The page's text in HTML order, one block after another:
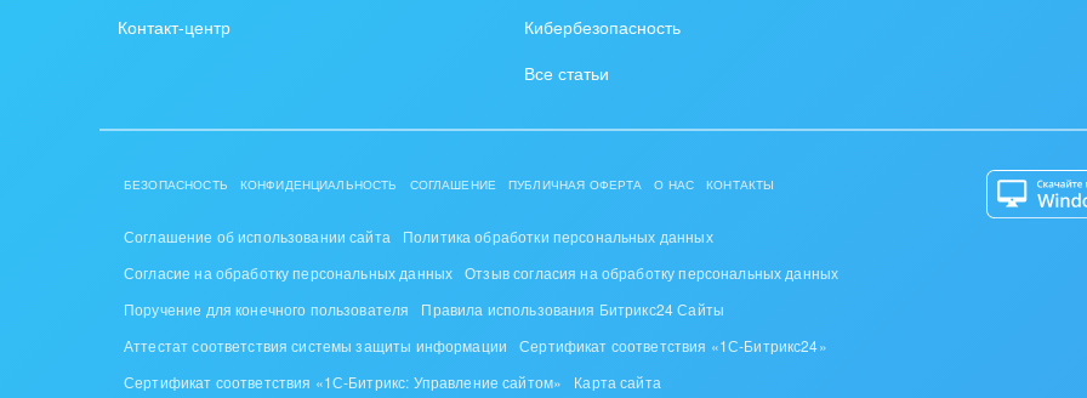
Контакт-центр
Кибербезопасность
Все статьи
БЕЗОПАСНОСТЬ КОНФИДЕНЦИАЛЬНОСТЬ СОГЛАШЕНИЕ ПУБЛИЧНАЯ ОФЕРТА О НАС КОНТАКТЫ
Соглашение об использовании сайта
Политика обработки персональных данных
Согласие на обработку персональных данных Отзыв согласия на обработку персональных данных
Поручение для конечного пользователя
Правила использования Битрикс24 Сайты
Аттестат соответствия системы защиты информации
Сертификат соответствия «1С-Битрикс24»
Сертификат соответствия «1С-Битрикс: Управление сайтом»
Карта сайта